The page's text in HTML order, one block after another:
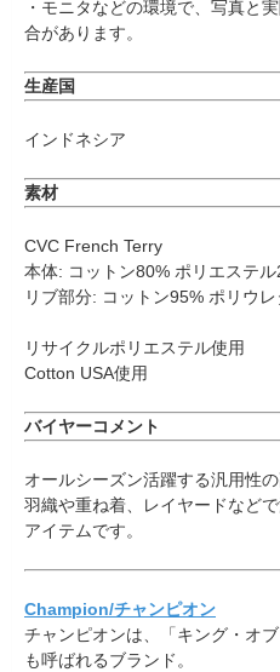
・モニタなどの環境で、写真と
合があります。
生産国
インドネシア
素材
CVC French Terry
本体: コットン80% ポリエステル
リブ部分: コットン95% ポリウ
リサイクルポリエステル使用
Cotton USA使用
バイヤーコメント
オールシーズン活躍する汎用性の
羽織や重ね着、レイヤードなど
アイテムです。
Champion/チャンピオン
チャンピオンは、「キング・オ
も呼ばれるブランド。